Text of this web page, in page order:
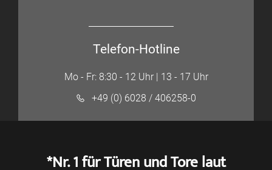
Telefon-Hotline
Mo - Fr: 8:30 - 12 Uhr | 13 - 17 Uhr
+49 (0) 6028 / 406258-0
*Nr. 1 für Türen und Tore laut